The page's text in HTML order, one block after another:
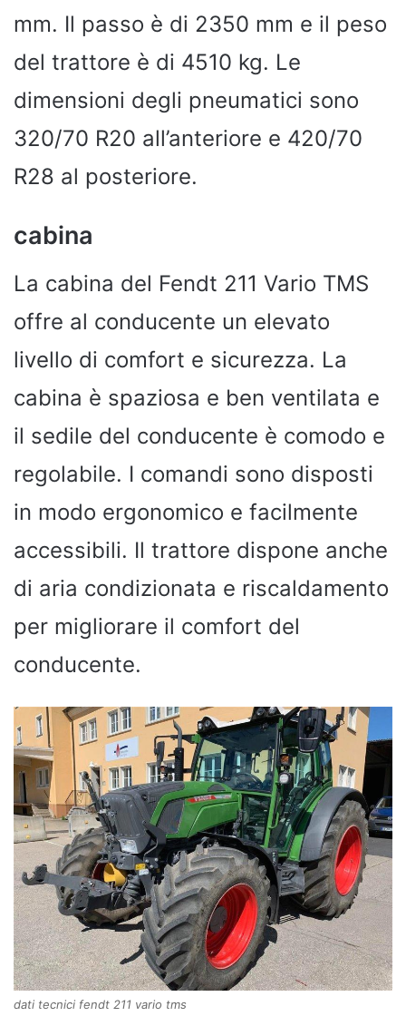
mm. Il passo è di 2350 mm e il peso
del trattore è di 4510 kg. Le
dimensioni degli pneumatici sono
320/70 R20 all’anteriore e 420/70
R28 al posteriore.
cabina
La cabina del Fendt 211 Vario TMS
offre al conducente un elevato
livello di comfort e sicurezza. La
cabina è spaziosa e ben ventilata e
il sedile del conducente è comodo e
regolabile. I comandi sono disposti
in modo ergonomico e facilmente
accessibili. Il trattore dispone anche
di aria condizionata e riscaldamento
per migliorare il comfort del
conducente.
dati tecnici fendt 211 vario tms